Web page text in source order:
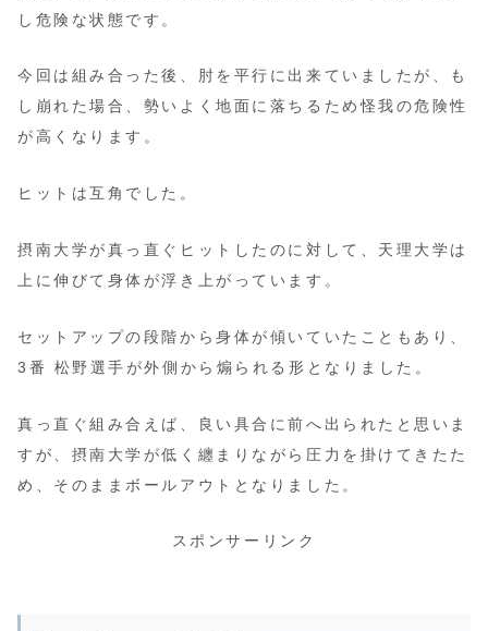
し危険な状態です。
今回は組み合った後、肘を平行に出来ていましたが、も
し崩れた場合、勢いよく地面に落ちるため怪我の危険性
が高くなります。
ヒットは互角でした。
摂南大学が真っ直ぐヒットしたのに対して、天理大学は
上に伸びて身体が浮き上がっています。
セットアップの段階から身体が傾いていたこともあり、
3番 松野選手が外側から煽られる形となりました。
真っ直ぐ組み合えば、良い具合に前へ出られたと思いま
すが、摂南大学が低く纏まりながら圧力を掛けてきたた
め、そのままボールアウトとなりました。
スポンサーリンク